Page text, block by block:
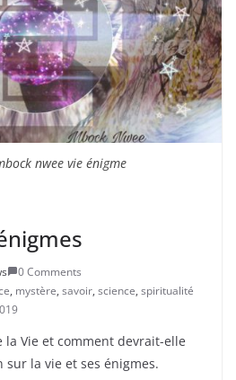
nwee vie énigme
0 Comments
, mystère, savoir, science, spiritualité
la Vie et comment devrait-elle
sur la vie et ses énigmes.